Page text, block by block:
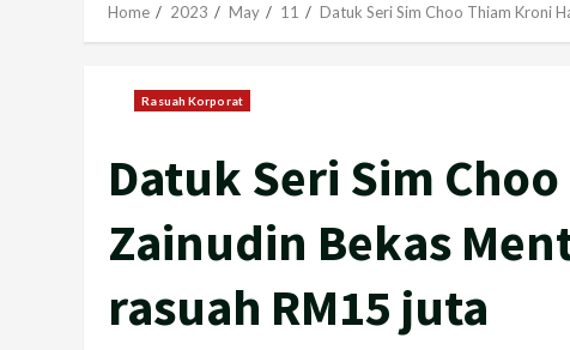
Home 2023 May 11 Datuk Seri Sim Choo Thiam Kroni
Rasuah Korporat
Datuk Seri Sim
Zainudin Bekas
rasuah RM15 juta